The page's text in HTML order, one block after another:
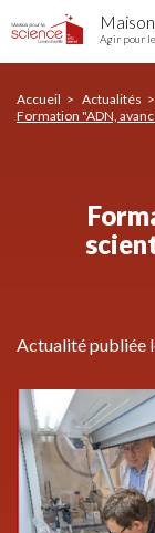
Formation
"ADN,
médicales"
au
Agir pour
Accueil
Actualités
Formation "ADN,
Actualité publiée